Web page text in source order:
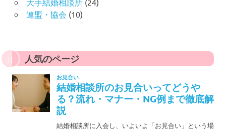
大手結婚相談所(24)
連盟・協会 (10)
人気のページ